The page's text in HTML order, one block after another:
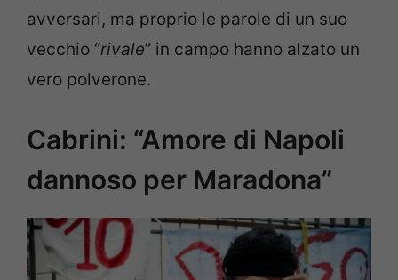
avversari, ma proprio le parole di un suo
vecchio “rivale” in campo hanno alzato un
vero polverone.
Cabrini: “Amore di Napoli
dannoso per Maradona”